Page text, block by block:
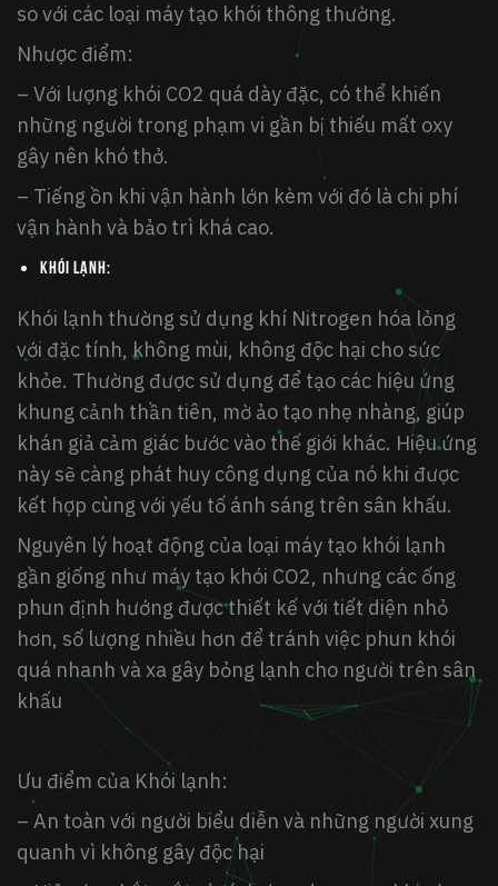
so với các loại máy tạo khói thông thường.
Nhược điểm:
– Với lượng khói CO2 quá dày đặc, có thể khiến
những người trong phạm vi gần bị thiếu mất oxy
gây nên khó thở.
– Tiếng ồn khi vận hành lớn kèm với đó là chi phí
vận hành và bảo trì khá cao.
Khói lạnh:
Khói lạnh thường sử dụng khí Nitrogen hóa lỏng
với đặc tính, không mùi, không độc hại cho sức
khỏe. Thường được sử dụng để tạo các hiệu ứng
khung cảnh thần tiên, mờ ảo tạo nhẹ nhàng, giúp
khán giả cảm giác bước vào thế giới khác. Hiệu ứng
này sẽ càng phát huy công dụng của nó khi được
kết hợp cùng với yếu tố ánh sáng trên sân khấu.
Nguyên lý hoạt động của loại máy tạo khói lạnh
gần giống như máy tạo khói CO2, nhưng các ống
phun định hướng được thiết kế với tiết diện nhỏ
hơn, số lượng nhiều hơn để tránh việc phun khói
quá nhanh và xa gây bỏng lạnh cho người trên sân
khấu
Ưu điểm của Khói lạnh:
– An toàn với người biểu diễn và những người xung
quanh vì không gây độc hại